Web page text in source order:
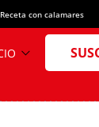
Receta con calamares